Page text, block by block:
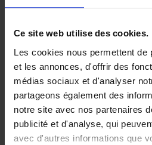
Ce site web utilise des cookies.
Les cookies nous permettent de
et les annonces, d'offrir des
médias sociaux et d'analyser
partageons également des
notre site avec nos partenaires
publicité et d'analyse, qui
avec d'autres informations que
Building
Business
Jochen Roef
Couverture
€29,99